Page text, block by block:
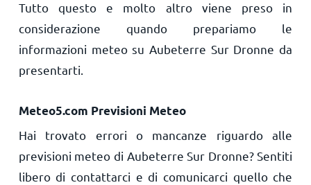
Tutto questo e molto altro viene preso in
considerazione quando prepariamo le
informazioni meteo su Aubeterre Sur Dronne da
presentarti.
Meteo5.com Previsioni Meteo
Hai trovato errori o mancanze riguardo alle
previsioni meteo di Aubeterre Sur Dronne? Sentiti
libero di contattarci e di comunicarci quello che